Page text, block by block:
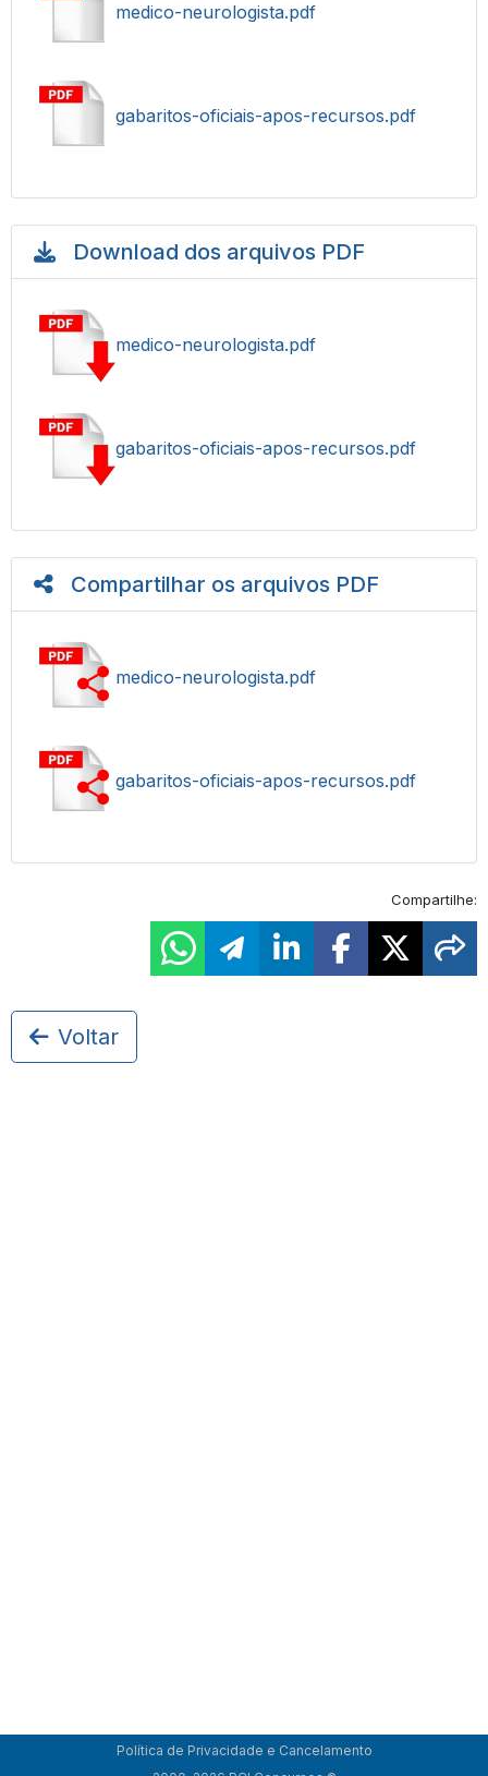
medico-neurologista.pdf
gabaritos-oficiais-apos-recursos.pdf
Download dos arquivos PDF
medico-neurologista.pdf
gabaritos-oficiais-apos-recursos.pdf
Compartilhar os arquivos PDF
medico-neurologista.pdf
gabaritos-oficiais-apos-recursos.pdf
Compartilhe:
Voltar
Política de Privacidade e Cancelamento